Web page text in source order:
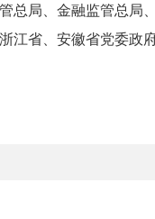
总局、金融监管总
江省、安徽省党委政